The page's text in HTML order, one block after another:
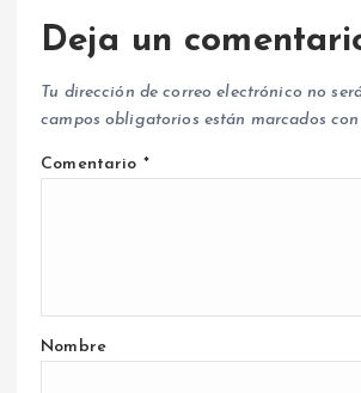
Deja un
Tu dirección de correo electrónico no
campos obligatorios están marcados con
Comentario *
Nombre